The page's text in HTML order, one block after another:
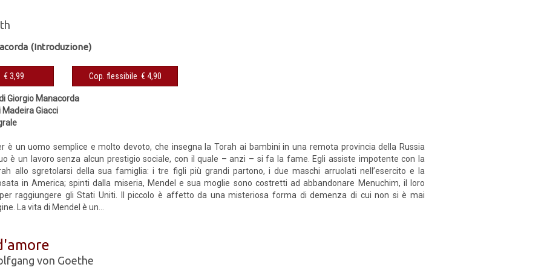
(Introduzione)
eBook € 3,99 Cop. flessibile € 4,90
Giorgio Manacorda
Giacci
è un uomo semplice e molto devoto, che insegna la Torah ai bambini in una remota provincia della Russia
è un lavoro senza alcun prestigio sociale, con il quale – anzi – si fa la fame. Egli assiste impotente con la
allo sgretolarsi della sua famiglia: i tre figli più grandi partono, i due maschi arruolati nell’esercito e la
in America; spinti dalla miseria, Mendel e sua moglie sono costretti ad abbandonare Menuchim, il loro
raggiungere gli Stati Uniti. Il piccolo è affetto da una misteriosa forma di demenza di cui non si è mai
La vita di Mendel è un...
von Goethe